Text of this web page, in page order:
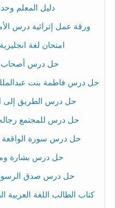
دليل المعلم
ورقة عمل إثرائية درس
امتحان لغة
حل درس أصحاب
حل درس فاطمة بنت
حل درس الطريق إلى
حل درس للمجتمع
حل درس سورة الواقعة 57-74 تربية اسلامية الصف
حل درس بشارة
حل درس صدق الرسول سورة يس
كتاب الطالب اللغة العربية